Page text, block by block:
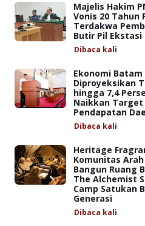
Majelis Hakim
Vonis 20 Tahun
Terdakwa
Butir Pil Ekstasi
Dibaca kali
Ekonomi Batam
Diproyeksikan
hingga 7,4
Naikkan Target
Pendapatan
Dibaca kali
Heritage
Komunitas
Bangun Ruang
The Alchemist
Camp Satukan
Generasi
Dibaca kali